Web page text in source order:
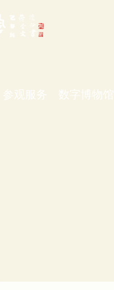
参观服务 数字博物馆